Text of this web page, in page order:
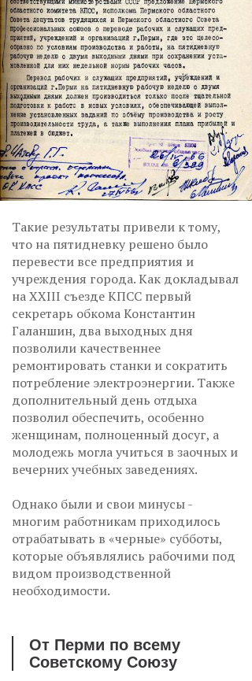
Такие результаты привели к тому,
что на пятидневку решено было
перевести все предприятия и
учреждения города. Как докладывал
на XXIII съезде КПСС первый
секретарь обкома Константин
Галаншин, два выходных дня
позволили качественнее
ремонтировать станки и сократить
потребление электроэнергии. Также
дополнительный день отдыха
позволил обеспечить, особенно
женщинам, полноценный досуг, а
молодежь могла учиться в заочных и
вечерних учебных заведениях.
Однако были и свои минусы -
многим работникам приходилось
отрабатывать в «черные» субботы,
которые объявлялись рабочими под
видом производственной
необходимости.
От Перми по всему
Советскому Союзу